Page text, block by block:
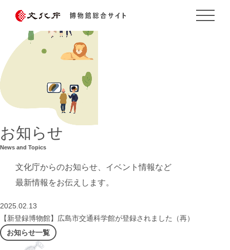
お知らせ
News and Topics
文化庁からのお知らせ、イベント情報など
最新情報をお伝えします。
2025.02.13
【新登録博物館】広島市交通科学館が登録されました（再）
お知らせ一覧